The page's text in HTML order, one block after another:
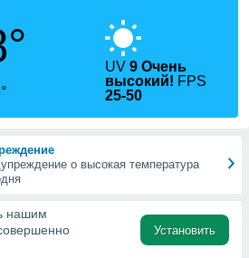
UV9 Очень
высокий! FPS
25-50
о высокая температура
нашим
Установить